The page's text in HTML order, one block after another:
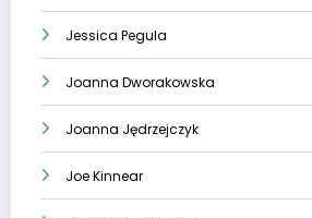
Jessica Pegula
Joanna Dworakowska
Joanna Jędrzejczyk
Joe Kinnear